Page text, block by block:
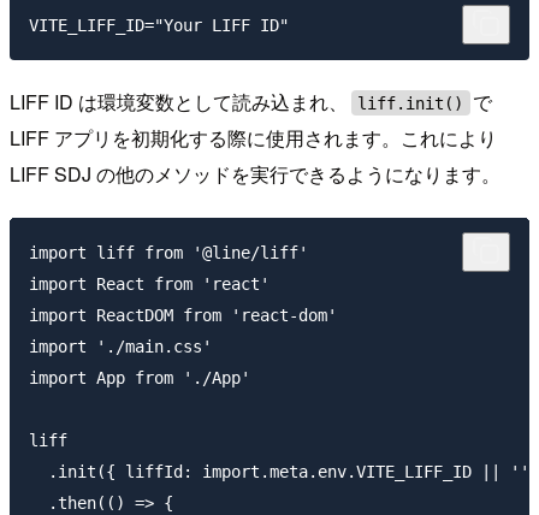
LIFF ID は環境変数として読み込まれ、 liff.init()
で
LIFF アプリを初期化する際に使用されます。これにより
LIFF SDJ の他のメソッドを実行できるようになります。
import liff from '@line/liff'
import React from 'react'
import ReactDOM from 'react-dom'
import './main.css'
import App from './App'
liff
.init({ liffId: import.meta.env.VITE_LIFF_ID || ''
  .then(() => {